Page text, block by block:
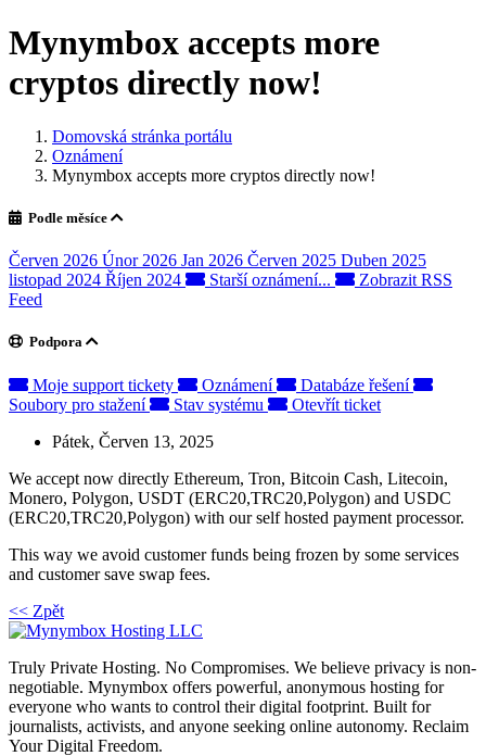
Mynymbox accepts more
cryptos directly now!
Domovská stránka portálu
Oznámení
Mynymbox accepts more cryptos directly now!
Podle měsíce
Červen 2026 Únor 2026 Jan 2026 Červen 2025 Duben 2025
listopad 2024 Říjen 2024 Starší oznámení...
Zobrazit RSS
Feed
Podpora
Moje support tickety Oznámení
Databáze řešení
Soubory pro stažení
Stav systému
Otevřít ticket
Pátek, Červen 13, 2025
We accept now directly Ethereum, Tron, Bitcoin Cash, Litecoin,
Monero, Polygon, USDT (ERC20,TRC20,Polygon) and USDC
(ERC20,TRC20,Polygon) with our self hosted payment processor.
This way we avoid customer funds being frozen by some services
and customer save swap fees.
<< Zpět
Truly Private Hosting. No Compromises. We believe privacy is non-
negotiable. Mynymbox offers powerful, anonymous hosting for
everyone who wants to control their digital footprint. Built for
journalists, activists, and anyone seeking online autonomy. Reclaim
Your Digital Freedom.